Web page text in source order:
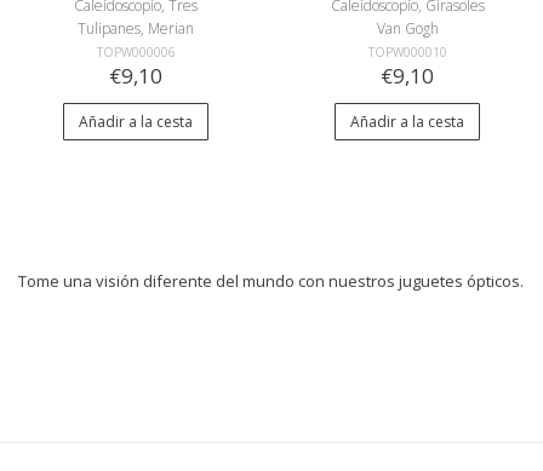
Caleidoscopio, Tres
Tulipanes, Merian
TOPW000006
€9,10
Añadir a la cesta
Caleidoscopio, Girasoles
Van Gogh
TOPW000010
€9,10
Añadir a la cesta
Tome una visión diferente del mundo con nuestros juguetes ópticos.